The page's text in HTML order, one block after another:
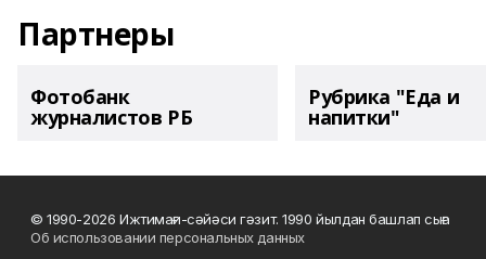
Партнеры
Фотобанк
журналистов РБ
Рубрика "Еда и
напитки"
© 1990-2026 Ижтимағи-сәйәси гәзит. 1990 йылдан башлап сыға
Об использовании персональных данных